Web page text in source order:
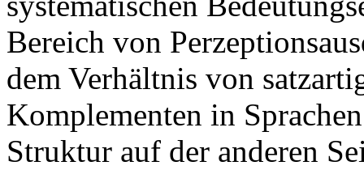
Bereich von
dem Verhältnis von
Komplementen in
Struktur auf der anderen